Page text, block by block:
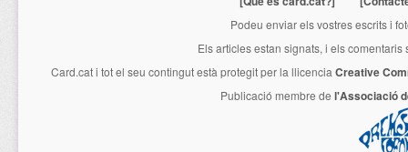
Podeu enviar els vostres escrits i
Els articles estan signats, i els
Card.cati tot el seu contingut està protegit per la llicencia Creative
Publicació membre de l'Associació